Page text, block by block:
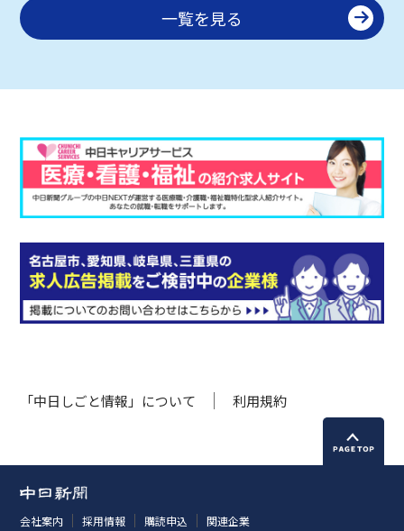
一覧を見る
「中日しごと情報」について 利用規約
会社案内 採用情報 購読申込 関連企業